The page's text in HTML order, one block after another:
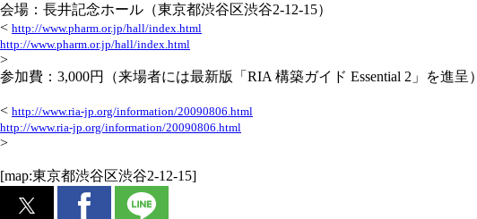
会場：長井記念ホール（東京都渋谷区渋谷2-12-15）
< http://www.pharm.or.jp/hall/index.html
http://www.pharm.or.jp/hall/index.html
>
参加費：3,000円（来場者には最新版「RIA 構築ガイド Essential 2」を進呈）
< http://www.ria-jp.org/information/20090806.html
http://www.ria-jp.org/information/20090806.html
>
[map:東京都渋谷区渋谷2-12-15]